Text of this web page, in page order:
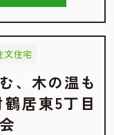
文住宅
、木の温も
居東5丁目